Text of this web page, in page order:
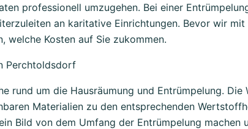
professionell umzugehen. Bei einer
an karitative Einrichtungen. Bevor wir
welche Kosten auf Sie zukommen.
Perchtoldsdorf
rund um die Hausräumung und Entrümpelung. Die
Materialien zu den entsprechenden
Bild von dem Umfang der Entrümpelung